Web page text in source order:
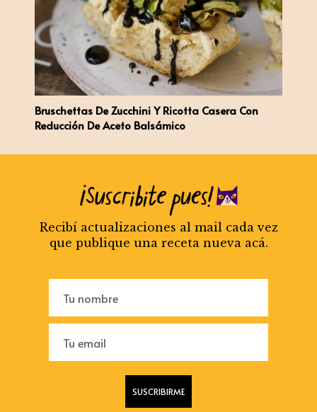
Bruschettas De Zucchini Y Ricotta Casera Con
Reducción De Aceto Balsámico
Recibí actualizaciones al mail cada vez
que publique una receta nueva acá.